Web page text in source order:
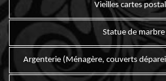
Vieilles cartes
Statue de marbre
Argenterie (Ménagère, couverts